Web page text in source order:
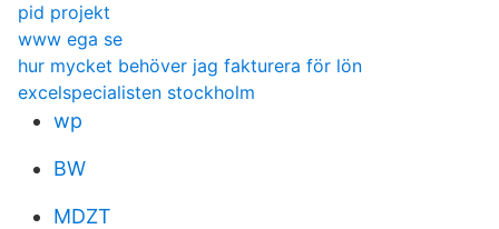
pid projekt
www ega se
hur mycket behöver jag fakturera för lön
excelspecialisten stockholm
wp
BW
MDZT